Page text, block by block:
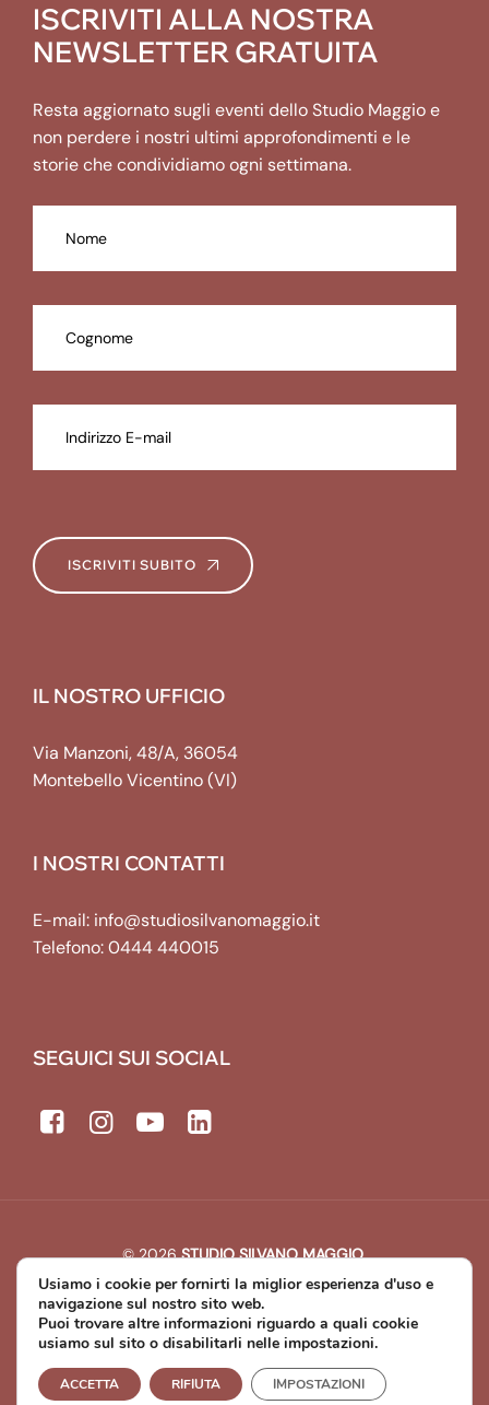
ISCRIVITI ALLA NOSTRA
NEWSLETTER GRATUITA
Resta aggiornato sugli eventi dello Studio Maggio e
non perdere i nostri ultimi approfondimenti e le
storie che condividiamo ogni settimana.
ISCRIVITI SUBITO
IL NOSTRO UFFICIO
Via Manzoni, 48/A, 36054
Montebello Vicentino (VI)
I NOSTRI CONTATTI
E-mail: info@studiosilvanomaggio.it
Telefono:0444 440015
SEGUICI SUI SOCIAL
© 2026STUDIO SILVANO MAGGIO.
All rights reserved. | P.IVA: 00643440241
Developed byMichael Web Designer & Developer
Usiamo i cookie per fornirti la miglior esperienza d'uso e
navigazione sul nostro sito web.
Puoi trovare altre informazioni riguardo a quali cookie
usiamo sul sito o disabilitarli nelle impostazioni.
ACCETTA RIFIUTA IMPOSTAZIONI